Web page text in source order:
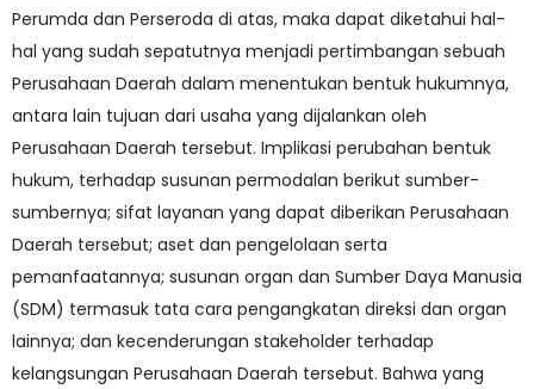
Perumda dan Perseroda di atas, maka dapat diketahui hal-
hal yang sudah sepatutnya menjadi pertimbangan sebuah
Perusahaan Daerah dalam menentukan bentuk hukumnya,
antara lain tujuan dari usaha yang dijalankan oleh
Perusahaan Daerah tersebut. Implikasi perubahan bentuk
hukum, terhadap susunan permodalan berikut sumber-
sumbernya; sifat layanan yang dapat diberikan Perusahaan
Daerah tersebut; aset dan pengelolaan serta
pemanfaatannya; susunan organ dan Sumber Daya Manusia
(SDM) termasuk tata cara pengangkatan direksi dan organ
lainnya; dan kecenderungan stakeholder terhadap
kelangsungan Perusahaan Daerah tersebut. Bahwa yang